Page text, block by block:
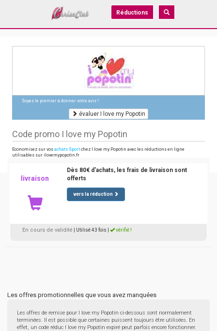
Réductions
Soyez le premier à donner votre avis !
évaluer I love my Popotin
Code promo I love my Popotin
Economisez sur vos achats Sport chez I love my Popotin avec les réductions en ligne
utilisables sur ilovemypopotin.fr
livraison
Dès 80€ d'achats, les frais de livraison sont
offerts
vers la réduction
En cours de validité | Utilisé 43 fois vérifié !
Les offres promotionnelles que vous avez manquées
Les offres de remise pour I love my Popotin ci-dessous sont normalement
terminées. Il est possible que certaines puissent toujours être utilisées. En
effet, un code réduc I love my Popotin expiré peut parfois encore fonctionner.